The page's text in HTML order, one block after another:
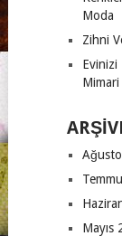
Moda
Zihni
Evinizi
Mimari
Mayıs